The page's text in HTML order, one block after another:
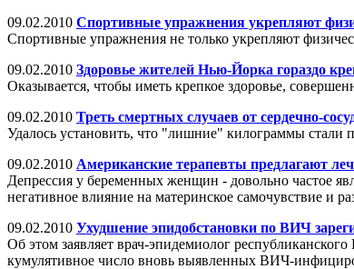
09.02.2010 Спортивные упражнения укрепляют
Спортивные упражнения не только укрепляют
09.02.2010 Здоровье жителей Нью-Йорка гораздо
Оказывается, чтобы иметь крепкое здоровье,
09.02.2010 Треть смертных случаев от сердечно-
Удалось установить, что "лишние" килограммы стали
09.02.2010 Американские терапевты предлагают
Депрессия у беременных женщин - довольно частое
негативное влияние на материнское самочувствие и
09.02.2010 Ухудшение эпидобстановки по ВИЧ
Об этом заявляет врач-эпидемиолог
кумулятивное число вновь выявленных ВИЧ-